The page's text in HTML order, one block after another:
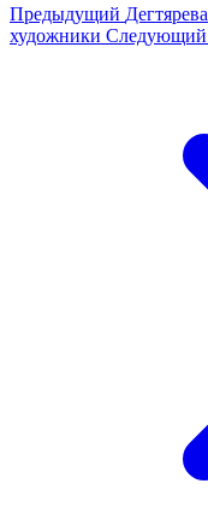
Предыдущий
художники Следующий